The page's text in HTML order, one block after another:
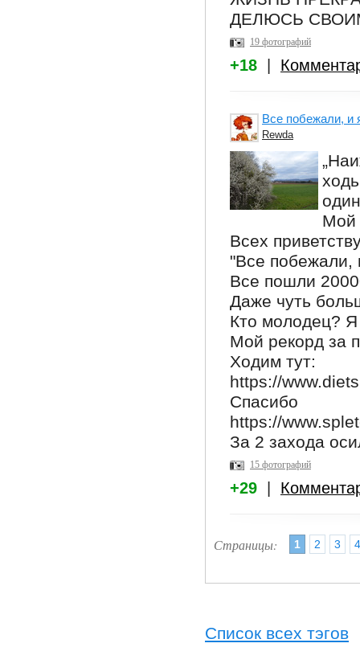
ДЕЛЮСЬ
19 фотографий
+18
Все побежали, и
Rewda
Мой
Всех
"Все побежали,
Все пошли
Даже чуть
Кто молодец?
Мой рекорд за
Ходим тут:
https://
https://
За 2 захода
15 фотографий
+29
Страницы: 1 2 3 4
Список всех тэгов